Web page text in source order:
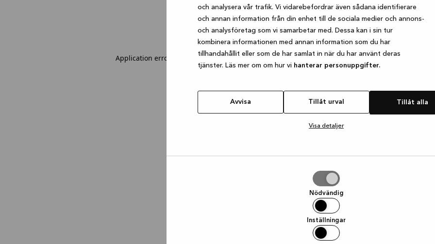
och analysera vår trafik. Vi vidarebefordrar även sådana identifierare
och annan information från din enhet till de sociala medier och annons-
och analysföretag som vi samarbetar med. Dessa kan i sin tur
kombinera informationen med annan information som du har
tillhandahållit eller som de har samlat in när du har använt deras
tjänster. Läs mer om om hur vi hanterar personuppgifter.
Avvisa Tillåt urval Tillåt alla
Visa detaljer
Nödvändig
Inställningar
Application error: a client-side exception has occurred while loadingwww.kvik.se (see the